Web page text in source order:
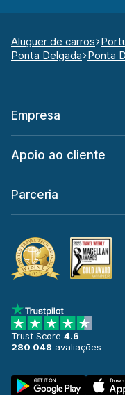
Aluguer de carros
Ponta Delgada Ponta
Empresa
Apoio ao cliente
Parceria
Trust Score 4.6
280 048 avaliações